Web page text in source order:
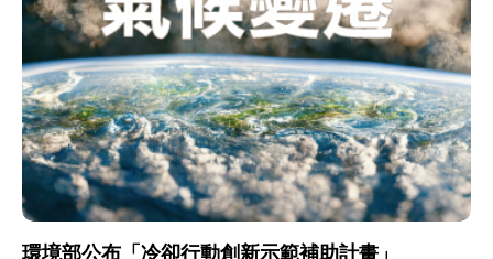
環境部公布「冷卻行動創新示範補助計畫」